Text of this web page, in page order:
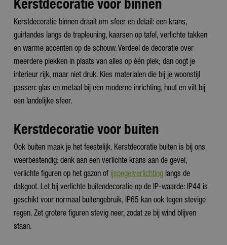
Kerstdecoratie voor binnen
Kerstdecoratie binnen draait om sfeer en detail: een krans,
guirlandes langs de trapleuning, kaarsen op tafel, verlichte takken
en warme accenten op de schouw. Verdeel de decoratie over
meerdere plekken in plaats van alles op één plek; dan oogt je
interieur rijk, maar niet druk. Kies materialen die bij je woonstijl
passen: glas en metaal bij een moderne inrichting, hout en vilt bij
een landelijke sfeer.
Kerstdecoratie voor buiten
Ook buiten maak je het feestelijk. Kerstdecoratie buiten is bij ons
weerbestendig: denk aan een verlichte krans aan de gevel,
verlichte figuren op het gazon of ijspegelverlichting langs de
dakgoot. Let bij verlichte buitendecoratie op de IP-waarde: IP44 is
geschikt voor normaal buitengebruik, IP65 kan ook tegen stevige
regen. Zet grotere figuren stevig neer, zodat ze bij wind blijven
staan.